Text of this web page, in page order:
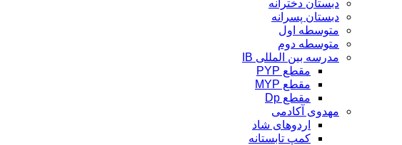
دبستان دخترانه
دبستان پسرانه
متوسطه اول
متوسطه دوم
مدرسه بین المللی IB
مقطع PYP
مقطع MYP
مقطع Dp
مهدوی آکادمی
اردوهای شاد
کمپ تابستانه